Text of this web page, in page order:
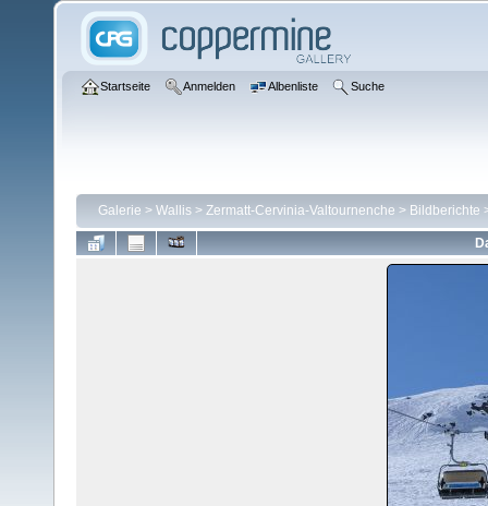
Startseite Anmelden Albenliste Suche
Galerie > Wallis > Zermatt-Cervinia-Valtournenche > Bildberichte